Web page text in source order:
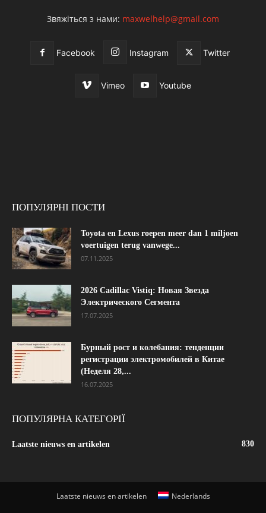
Звяжіться з нами: maxwelhelp@gmail.com
Facebook Instagram Twitter
Vimeo Youtube
ПОПУЛЯРНІ ПОСТИ
Toyota en Lexus roepen meer dan 1 miljoen
voertuigen terug vanwege...
07.11.2025
2026 Cadillac Vistiq: Новая Звезда
Электрического Сегмента
17.07.2025
Бурный рост и колебания: тенденции
регистрации электромобилей в Китае
(Неделя 28,...
16.07.2025
ПОПУЛЯРНА КАТЕГОРІЇ
Laatste nieuws en artikelen 830
Laatste nieuws en artikelen Nederlands